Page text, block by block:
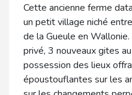
Cette ancienne ferme
un petit village niché
de la Gueule en
privé, 3 nouveaux gites
possession des lieux
époustouflantes sur les